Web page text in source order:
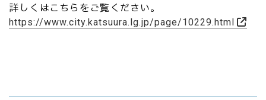
詳しくはこちらをご覧ください。
https://www.city.katsuura.lg.jp/page/10229.html